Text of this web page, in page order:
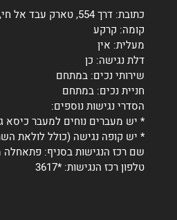
כתובת: דרך 554, טארק עבד אל חי, טירה, מול כוכב יאיר
קומה: קרקע
מעלית: אין
דלת נגישה: כן
שירותי נכים: במתחם
חניית נכים: במתחם
הסדרי נגישות נוספים:
* יש מעברים נוחים למעבר כיסא
* יש קופה נגישה (כולל לולאת
שם רכז הנגישות בסניף: פתאחלה
טלפון רכז הנגישות: *3617